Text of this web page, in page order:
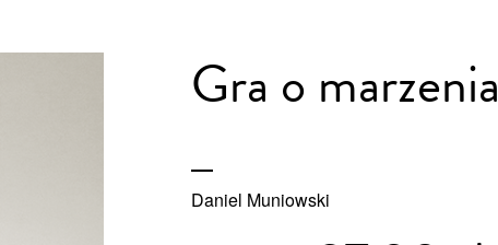
Gra o marzenia
Daniel Muniowski